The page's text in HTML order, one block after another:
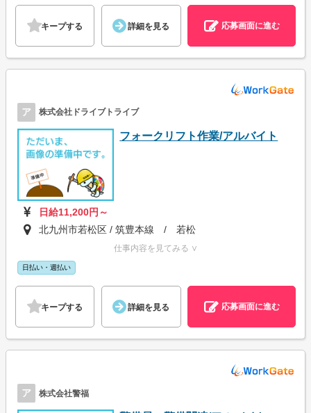
キープする 詳細を見る 応募画面に進む
ア 株式会社ドライブトライブ
フォークリフト作業/アルバイト
日給11,200円～
北九州市若松区 / 筑豊本線 / 若松
仕事内容を見てみる ∨
日払い・週払い
キープする 詳細を見る 応募画面に進む
ア 株式会社警福